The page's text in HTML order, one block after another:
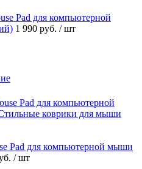
Pad для компьютерной
1 990 руб. / шт
Pad для компьютерной мыши
/ шт